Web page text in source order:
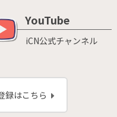
YouTube
iCN公式チャンネル
録はこちら